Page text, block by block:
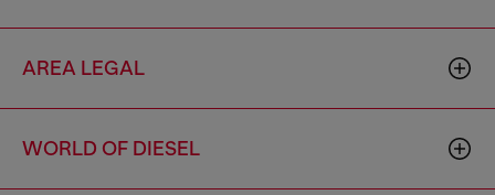
AREA LEGAL
WORLD OF DIESEL